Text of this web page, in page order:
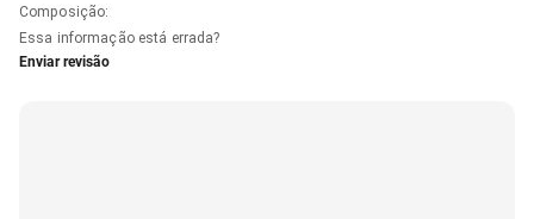
Composição:
Essa informação está errada?
Enviar revisão